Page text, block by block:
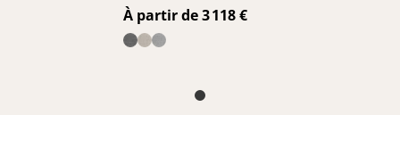
Prix
À partir de 3 118 €